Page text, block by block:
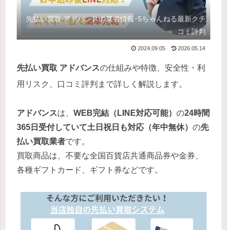
先払い買取 アドバンスの業者情報･5ちゃんねる最新クチ
コミ評判
2024.09.05 2026.05.14
先払い買取 アドバンスの仕組みや特徴、安全性・利
用リスク、口コミ評判まで詳しく解説します。
アドバンスは、 WEB完結（LINE対応可能） の24時間
365日受付していて土日祝日も対応（年中無休） の先
払い買取業者です。
買取商品は、不要な全国百貨店共通商品券や金券、
各種ギフトカード、ギフト券などです。